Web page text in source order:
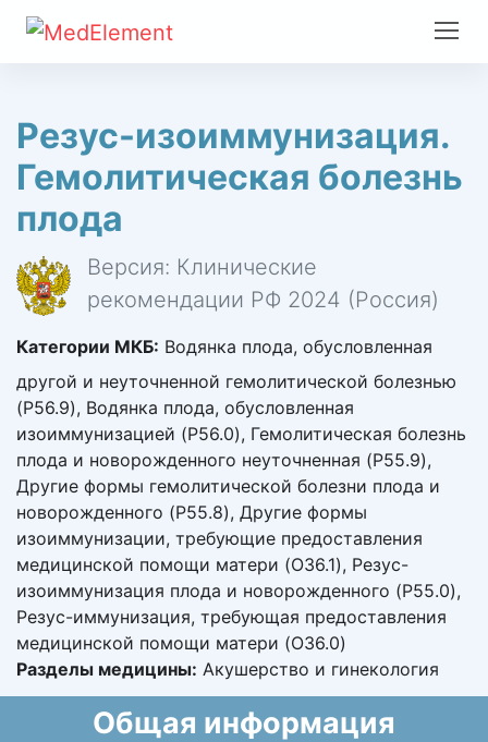
Резус-изоиммунизация.
Гемолитическая болезнь
плода
Версия: Клинические
рекомендации РФ 2024 (Россия)
Категории МКБ: Водянка плода, обусловленная
другой и неуточненной гемолитической болезнью
(P56.9), Водянка плода, обусловленная
изоиммунизацией (P56.0), Гемолитическая болезнь
плода и новорожденного неуточненная (P55.9),
Другие формы гемолитической болезни плода и
новорожденного (P55.8), Другие формы
изоиммунизации, требующие предоставления
медицинской помощи матери (O36.1), Резус-
изоиммунизация плода и новорожденного (P55.0),
Резус-иммунизация, требующая предоставления
медицинской помощи матери (O36.0)
Разделы медицины: Акушерство и гинекология
Общая информация